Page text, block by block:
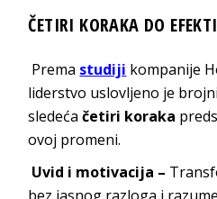
ČETIRI KORAKA DO
Prema studiji kompanije
liderstvo uslovljeno je
sledećačetiri koraka
ovoj promeni.
Uvid i motivacija –